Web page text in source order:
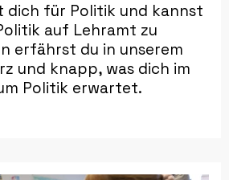
dich für Politik und kannst
auf Lehramt zu
erfährst du in unserem
und knapp, was dich im
Politik erwartet.